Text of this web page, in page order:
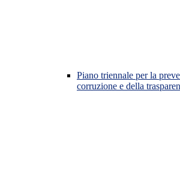
Piano triennale per la
corruzione e della